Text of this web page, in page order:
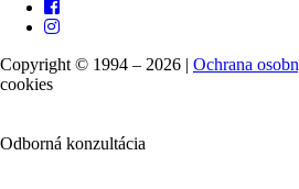
Copyright © 1994 – 2026 | Ochrana
cookies
Odborná konzultácia